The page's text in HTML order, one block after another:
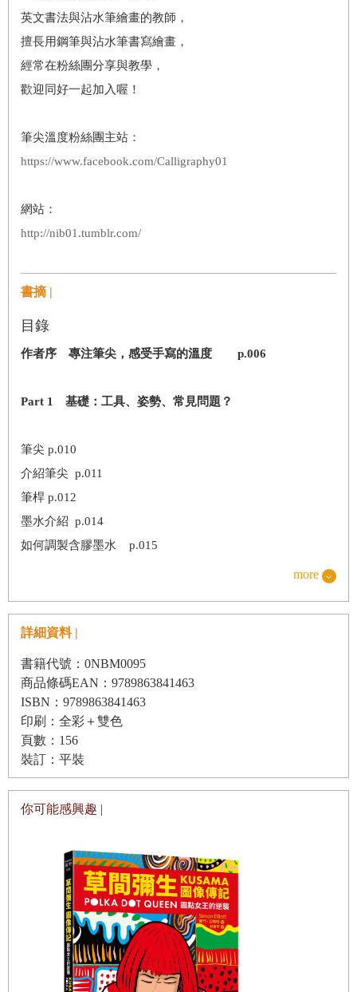
英文書法與沾水筆繪畫的教師，
擅長用鋼筆與沾水筆書寫繪畫，
經常在粉絲團分享與教學，
歡迎同好一起加入喔！
筆尖溫度粉絲團主站：
https://www.facebook.com/Calligraphy01
網站：
http://nib01.tumblr.com/
書摘 |
目錄
作者序 專注筆尖，感受手寫的溫度 p.006
Part 1 基礎：工具、姿勢、常見問題？
筆尖 p.010
介紹筆尖 p.011
筆桿 p.012
墨水介紹 p.014
如何調製含膠墨水 p.015
拿筆姿勢 p.020
常見問題 p.021
Part 2 繪畫：沾水筆基礎曲線練習
壓筆線條 p.024
壓筆線條：蒲公英 p.26
壓筆線條：花束 p.30
彈簧曲線 p.34
彈簧曲線：貝殼 p.36
彈簧曲線：貝殼繪畫步驟驟 p.38
彈簧曲線：羽毛筆 p.40
彈簧曲線：羽毛筆繪畫步驟 p.42
more
詳細資料 |
書籍代號：0NBM0095
商品條碼EAN：9789863841463
ISBN：9789863841463
印刷：全彩＋雙色
頁數：156
裝訂：平裝
你可能感興趣 |